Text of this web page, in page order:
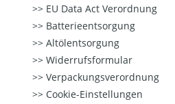
EU Data Act Verordnung
Batterieentsorgung
Altölentsorgung
Widerrufsformular
Verpackungsverordnung
Cookie-Einstellungen